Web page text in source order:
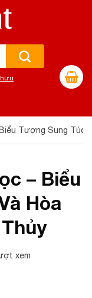
Tượng Sung Túc
– Biểu
Hòa
xem